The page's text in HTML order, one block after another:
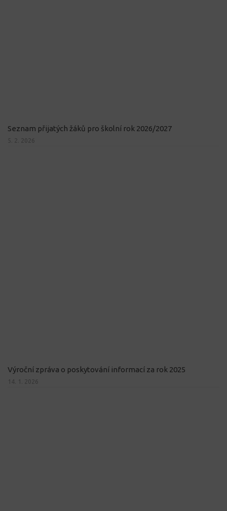
Seznam přijatých žáků pro školní rok 2026/2027
5. 2. 2026
Výroční zpráva o poskytování informací za rok 2025
14. 1. 2026